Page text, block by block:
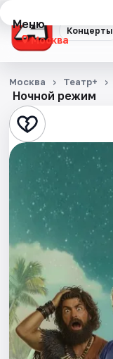
Концерты
Меню
Москва
Концерты
Театр
Стендап
Выставки
Квесты
Экскурсии
Спорт
События
Города
Ночной режим
Москва Театр+